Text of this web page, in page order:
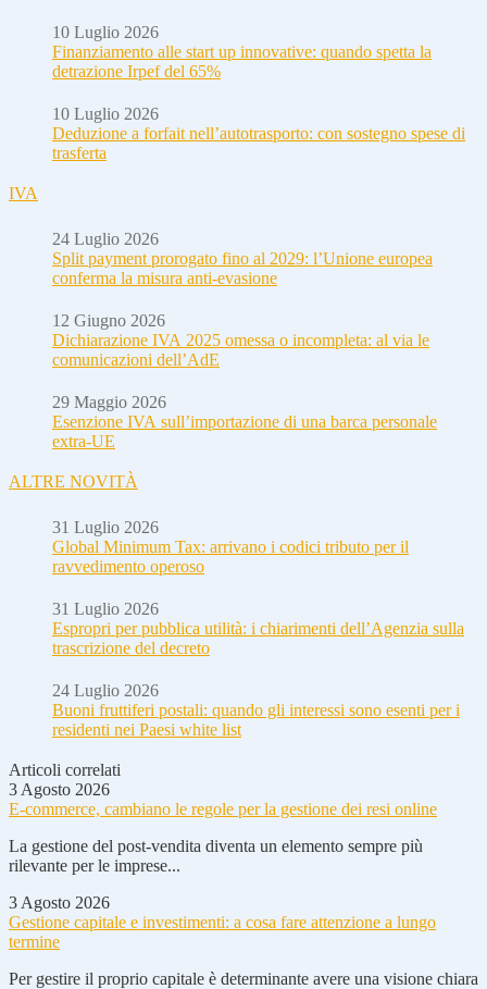
10 Luglio 2026
Finanziamento alle start up innovative: quando spetta la
detrazione Irpef del 65%
10 Luglio 2026
Deduzione a forfait nell’autotrasporto: con sostegno spese di
trasferta
IVA
24 Luglio 2026
Split payment prorogato fino al 2029: l’Unione europea
conferma la misura anti-evasione
12 Giugno 2026
Dichiarazione IVA 2025 omessa o incompleta: al via le
comunicazioni dell’AdE
29 Maggio 2026
Esenzione IVA sull’importazione di una barca personale
extra-UE
ALTRE NOVITÀ
31 Luglio 2026
Global Minimum Tax: arrivano i codici tributo per il
ravvedimento operoso
31 Luglio 2026
Espropri per pubblica utilità: i chiarimenti dell’Agenzia sulla
trascrizione del decreto
24 Luglio 2026
Buoni fruttiferi postali: quando gli interessi sono esenti per i
residenti nei Paesi white list
Articoli correlati
3 Agosto 2026
E-commerce, cambiano le regole per la gestione dei resi online
La gestione del post-vendita diventa un elemento sempre più
rilevante per le imprese...
3 Agosto 2026
Gestione capitale e investimenti: a cosa fare attenzione a lungo
termine
Per gestire il proprio capitale è determinante avere una visione chiara